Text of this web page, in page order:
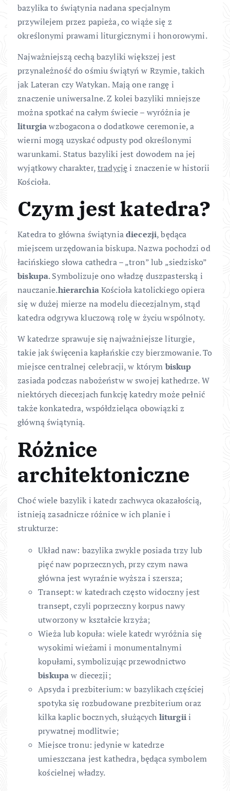
bazylika to świątynia nadana specjalnym
przywilejem przez papieża, co wiąże się z
określonymi prawami liturgicznymi i honorowymi.
Najważniejszą cechą bazyliki większej jest
przynależność do ośmiu świątyń w Rzymie, takich
jak Lateran czy Watykan. Mają one rangę i
znaczenie uniwersalne. Z kolei bazyliki mniejsze
można spotkać na całym świecie – wyróżnia je
liturgiawzbogacona o dodatkowe ceremonie, a
wierni mogą uzyskać odpusty pod określonymi
warunkami. Status bazyliki jest dowodem na jej
wyjątkowy charakter,tradycjęi znaczenie w historii
Kościoła.
Czym jest katedra?
Katedra to główna świątyniadiecezji, będąca
miejscem urzędowania biskupa. Nazwa pochodzi od
łacińskiego słowa cathedra – „tron” lub „siedzisko”
biskupa. Symbolizuje ono władzę duszpasterską i
nauczanie.hierarchiaKościoła katolickiego opiera
się w dużej mierze na modelu diecezjalnym, stąd
katedra odgrywa kluczową rolę w życiu wspólnoty.
W katedrze sprawuje się najważniejsze liturgie,
takie jak święcenia kapłańskie czy bierzmowanie. To
miejsce centralnej celebracji, w którym biskup
zasiada podczas nabożeństw w swojej kathedrze. W
niektórych diecezjach funkcję katedry może pełnić
także konkatedra, współdzieląca obowiązki z
główną świątynią.
Różnice
architektoniczne
Choć wiele bazylik i katedr zachwyca okazałością,
istnieją zasadnicze różnice w ich planie i
strukturze:
Układ naw: bazylika zwykle posiada trzy lub
pięć naw poprzecznych, przy czym nawa
główna jest wyraźnie wyższa i szersza;
Transept: w katedrach często widoczny jest
transept, czyli poprzeczny korpus nawy
utworzony w kształcie krzyża;
Wieża lub kopuła: wiele katedr wyróżnia się
wysokimi wieżami i monumentalnymi
kopułami, symbolizując przewodnictwo
biskupaw diecezji;
Apsyda i prezbiterium: w bazylikach częściej
spotyka się rozbudowane prezbiterium oraz
kilka kaplic bocznych, służących liturgiii
prywatnej modlitwie;
Miejsce tronu: jedynie w katedrze
umieszczana jest kathedra, będąca symbolem
kościelnej władzy.